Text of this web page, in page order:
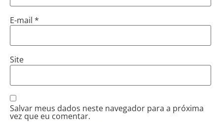
E-mail *
Site
Salvar meus dados neste navegador para a próxima
vez que eu comentar.